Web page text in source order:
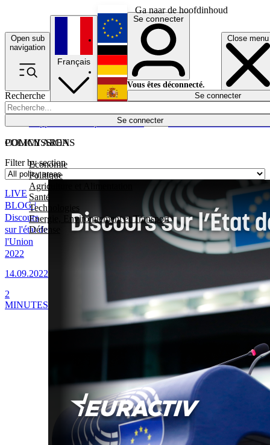
Ga naar de hoofdinhoud
Open sub
navigation
Close menu
Recherche
Se connecter
POLICY AREAS
Economie
Politique
Agriculture et Alimentation
Santé
Technologies
Energie, Environnement et Transport
Défense
Économie
Français
English
Deutsch
Español
Se connecter
Vous êtes déconnecté.
Se connecter
COMMISSION
Filter by section
LIVE
BLOG |
Discours
sur l'état de
l'Union
2022
14.09.2022
2
MINUTES